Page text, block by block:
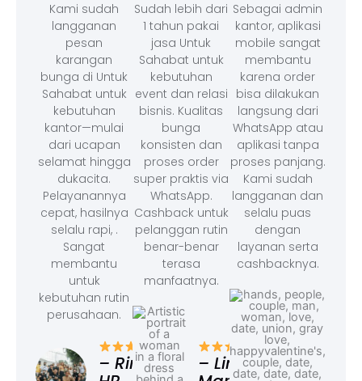
Kami sudah
langganan
pesan
karangan
bunga di Untuk
Sahabat untuk
kebutuhan
kantor—mulai
dari ucapan
selamat hingga
dukacita.
Pelayanannya
cepat, hasilnya
selalu rapi, .
Sangat
membantu
untuk
kebutuhan rutin
perusahaan.
– Rina,
Sudah lebih dari
1 tahun pakai
jasa Untuk
Sahabat untuk
kebutuhan
event dan relasi
bisnis. Kualitas
bunga
konsisten dan
proses order
super praktis via
WhatsApp.
Cashback untuk
pelanggan rutin
benar-benar
terasa
manfaatnya.
– Linda,
Sebagai admin
kantor, aplikasi
mobile sangat
membantu
karena order
bisa dilakukan
langsung dari
WhatsApp atau
aplikasi tanpa
proses panjang.
Kami sudah
langganan dan
selalu puas
dengan
layanan serta
cashbacknya.